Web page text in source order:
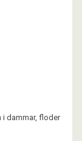
dammar, floder